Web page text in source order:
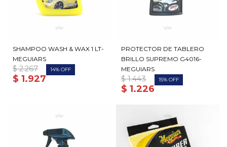
SHAMPOO WASH & WAX 1 LT-
MEGUIARS
$ 1.927
$ 2.267 14
PROTECTOR DE TABLERO
BRILLO SUPREMO G4016-
MEGUIARS
$ 1.226
$ 1.443 15